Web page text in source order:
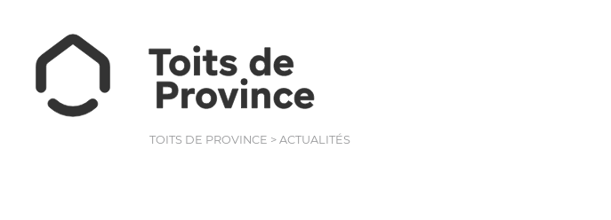
TOITS DE PROVINCE > ACTUALITÉS